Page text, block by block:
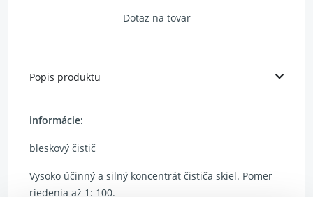
Dotaz na tovar
Popis produktu
informácie:
bleskový čistič
Vysoko účinný a silný koncentrát čističa skiel. Pomer
riedenia až 1: 100.